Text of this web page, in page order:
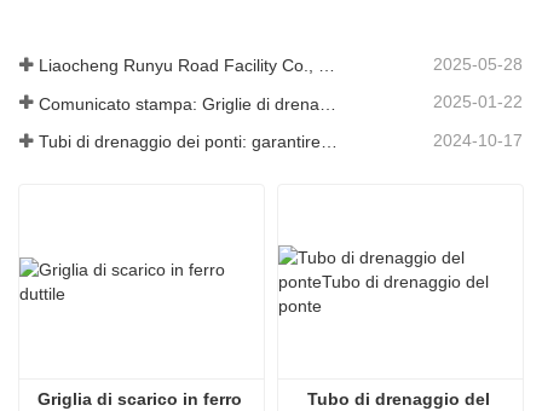
Liaocheng Runyu Road Facility Co., Ltd.: un produttore affidabile di tombini per infrastrutture urbane più sicure 2025-05-28
2025-01-22
2024-10-17
Griglia di scarico in ferro
Tubo di drenaggio del